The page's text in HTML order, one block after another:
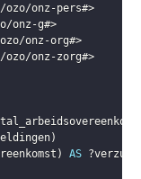
onz-pers#>
onz-g#>
onz-org#>
onz-zorg#>
)
) AS